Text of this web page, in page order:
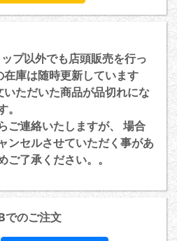
プ以外でも店頭販売を行っ
庫は随時更新しています
ただいた商品が品切れにな
ご連絡いたしますが、 場合
ンセルさせていただく事があ
ご了承ください。。
でのご注文